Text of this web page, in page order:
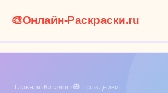
🎨Онлайн-Раскраски.ru
Главная›Каталог›🎃 Праздники